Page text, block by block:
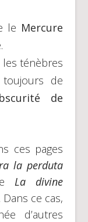
le Mercure
les ténèbres
de
de
ces pages
la perduta
La divine
ce cas,
d’autres